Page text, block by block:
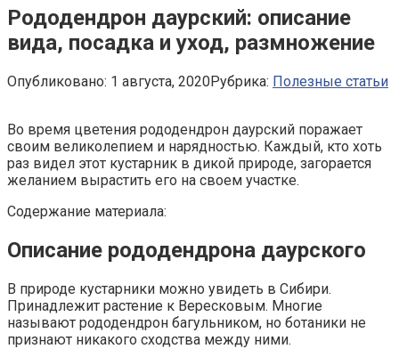
Рододендрон даурский: описание
вида, посадка и уход, размножение
Опубликовано: 1 августа, 2020Рубрика: Полезные статьи
Во время цветения рододендрон даурский поражает
своим великолепием и нарядностью. Каждый, кто хоть
раз видел этот кустарник в дикой природе, загорается
желанием вырастить его на своем участке.
Содержание материала:
Описание рододендрона даурского
В природе кустарники можно увидеть в Сибири.
Принадлежит растение к Вересковым. Многие
называют рододендрон багульником, но ботаники не
признают никакого сходства между ними.